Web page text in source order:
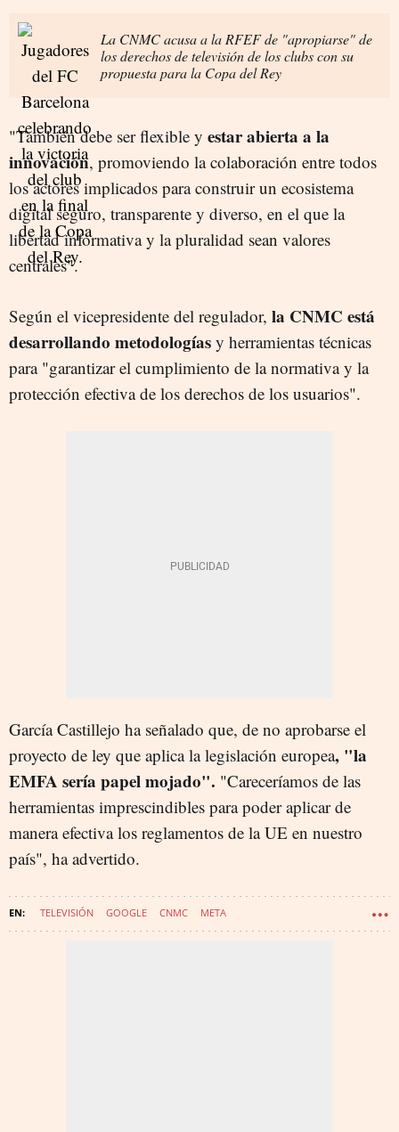
La CNMC acusa a la RFEF de "apropiarse" de
los derechos de televisión de los clubs con su
propuesta para la Copa del Rey
"También debe ser flexible y estar abierta a la
innovación, promoviendo la colaboración entre todos
los actores implicados para construir un ecosistema
digital seguro, transparente y diverso, en el que la
libertad informativa y la pluralidad sean valores
centrales".
Según el vicepresidente del regulador, la CNMC está
desarrollando metodologías y herramientas técnicas
para "garantizar el cumplimiento de la normativa y la
protección efectiva de los derechos de los usuarios".
García Castillejo ha señalado que, de no aprobarse el
proyecto de ley que aplica la legislación europea, "la
EMFA sería papel mojado". "Careceríamos de las
herramientas imprescindibles para poder aplicar de
manera efectiva los reglamentos de la UE en nuestro
país", ha advertido.
TELEVISIÓN GOOGLE CNMC META